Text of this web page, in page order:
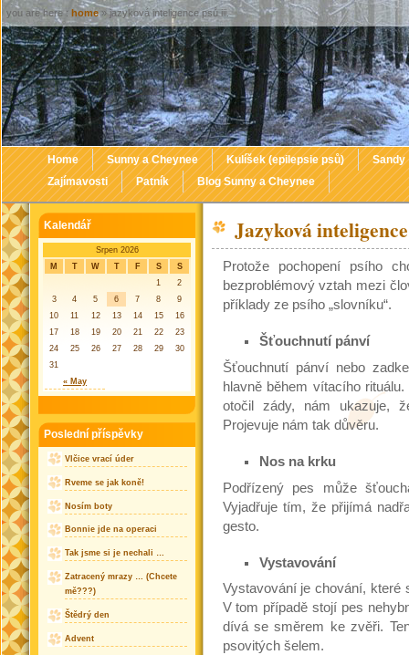
Home Sunny a Cheynee Kulíšek (epilepsie psů)
Sandy
Zajímavosti
Patník Blog Sunny a Cheynee
Jazyková
Protože pochopení psího
bezproblémový vztah mezi
příklady ze psího „slovníku“.
Šťouchnutí pánví
Šťouchnutí pánví nebo
hlavně během vítacího
otočil zády, nám ukazuje,
Projevuje nám tak důvěru.
Nos na krku
Podřízený pes může
Vyjadřuje tím, že přijímá
gesto.
Vystavování
Vystavování je chování, které
V tom případě stojí pes
dívá se směrem ke zvěři.
psovitých šelem.
Kalendář
Srpen 2026
M
T W T F S S
« May
1
2
3
4 5 6 7 8
9
10
11 12 13 14 15
16
17
18 19 20 21 22
23
24
25 26 27 28 29
30
31
Poslední příspěvky
Vlčice vrací úder
Rveme se jak koně!
Nosím boty
Bonnie jde na operaci
Tak jsme si je nechali …
Zatracený mrazy … (Chcete
mě???)
Štědrý den
Advent
you are here : home» jazyková inteligence psů iii.